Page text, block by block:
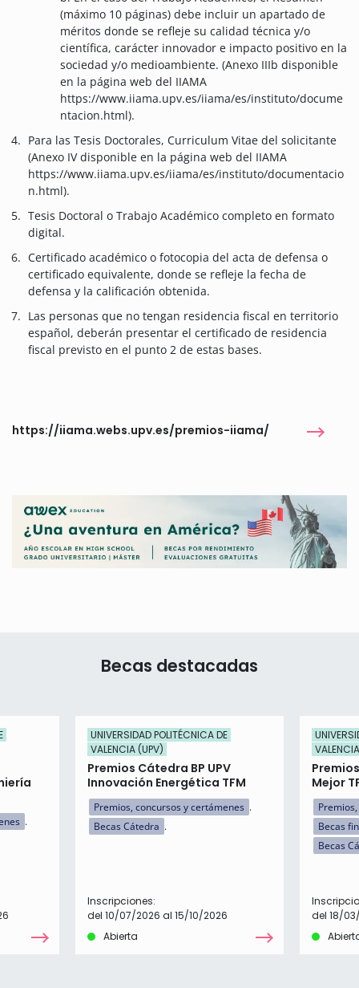
(máximo 10 páginas) debe incluir un apartado de
méritos donde se refleje su calidad técnica y/o
científica, carácter innovador e impacto positivo en la
sociedad y/o medioambiente. (Anexo IIIb disponible
en la página web del IIAMA
https://www.iiama.upv.es/iiama/es/instituto/docume
ntacion.html).
Para las Tesis Doctorales, Curriculum Vitae del solicitante
(Anexo IV disponible en la página web del IIAMA
https://www.iiama.upv.es/iiama/es/instituto/documentacio
n.html).
Tesis Doctoral o Trabajo Académico completo en formato
digital.
Certificado académico o fotocopia del acta de defensa o
certificado equivalente, donde se refleje la fecha de
defensa y la calificación obtenida.
Las personas que no tengan residencia fiscal en territorio
español, deberán presentar el certificado de residencia
fiscal previsto en el punto 2 de estas bases.
https://iiama.webs.upv.es/premios-iiama/
Becas destacadas
UNIVERSIDAD POLITÉCNICA DE
VALENCIA (UPV)
Premios Cátedra BP UPV
Innovación Energética TFM
Premios, concursos y certámenes
Becas Cátedra
Inscripciones:
del 10/07/2026 al 15/10/2026
Abierta
Mejor
Becas
Becas
del 18/